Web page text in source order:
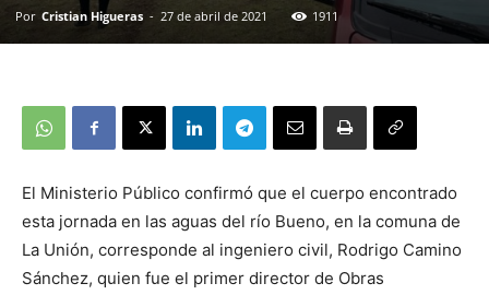
Por Cristian Higueras - 27 de abril de 2021 1911
El Ministerio Público confirmó que el cuerpo encontrado
esta jornada en las aguas del río Bueno, en la comuna de
La Unión, corresponde al ingeniero civil, Rodrigo Camino
Sánchez, quien fue el primer director de Obras